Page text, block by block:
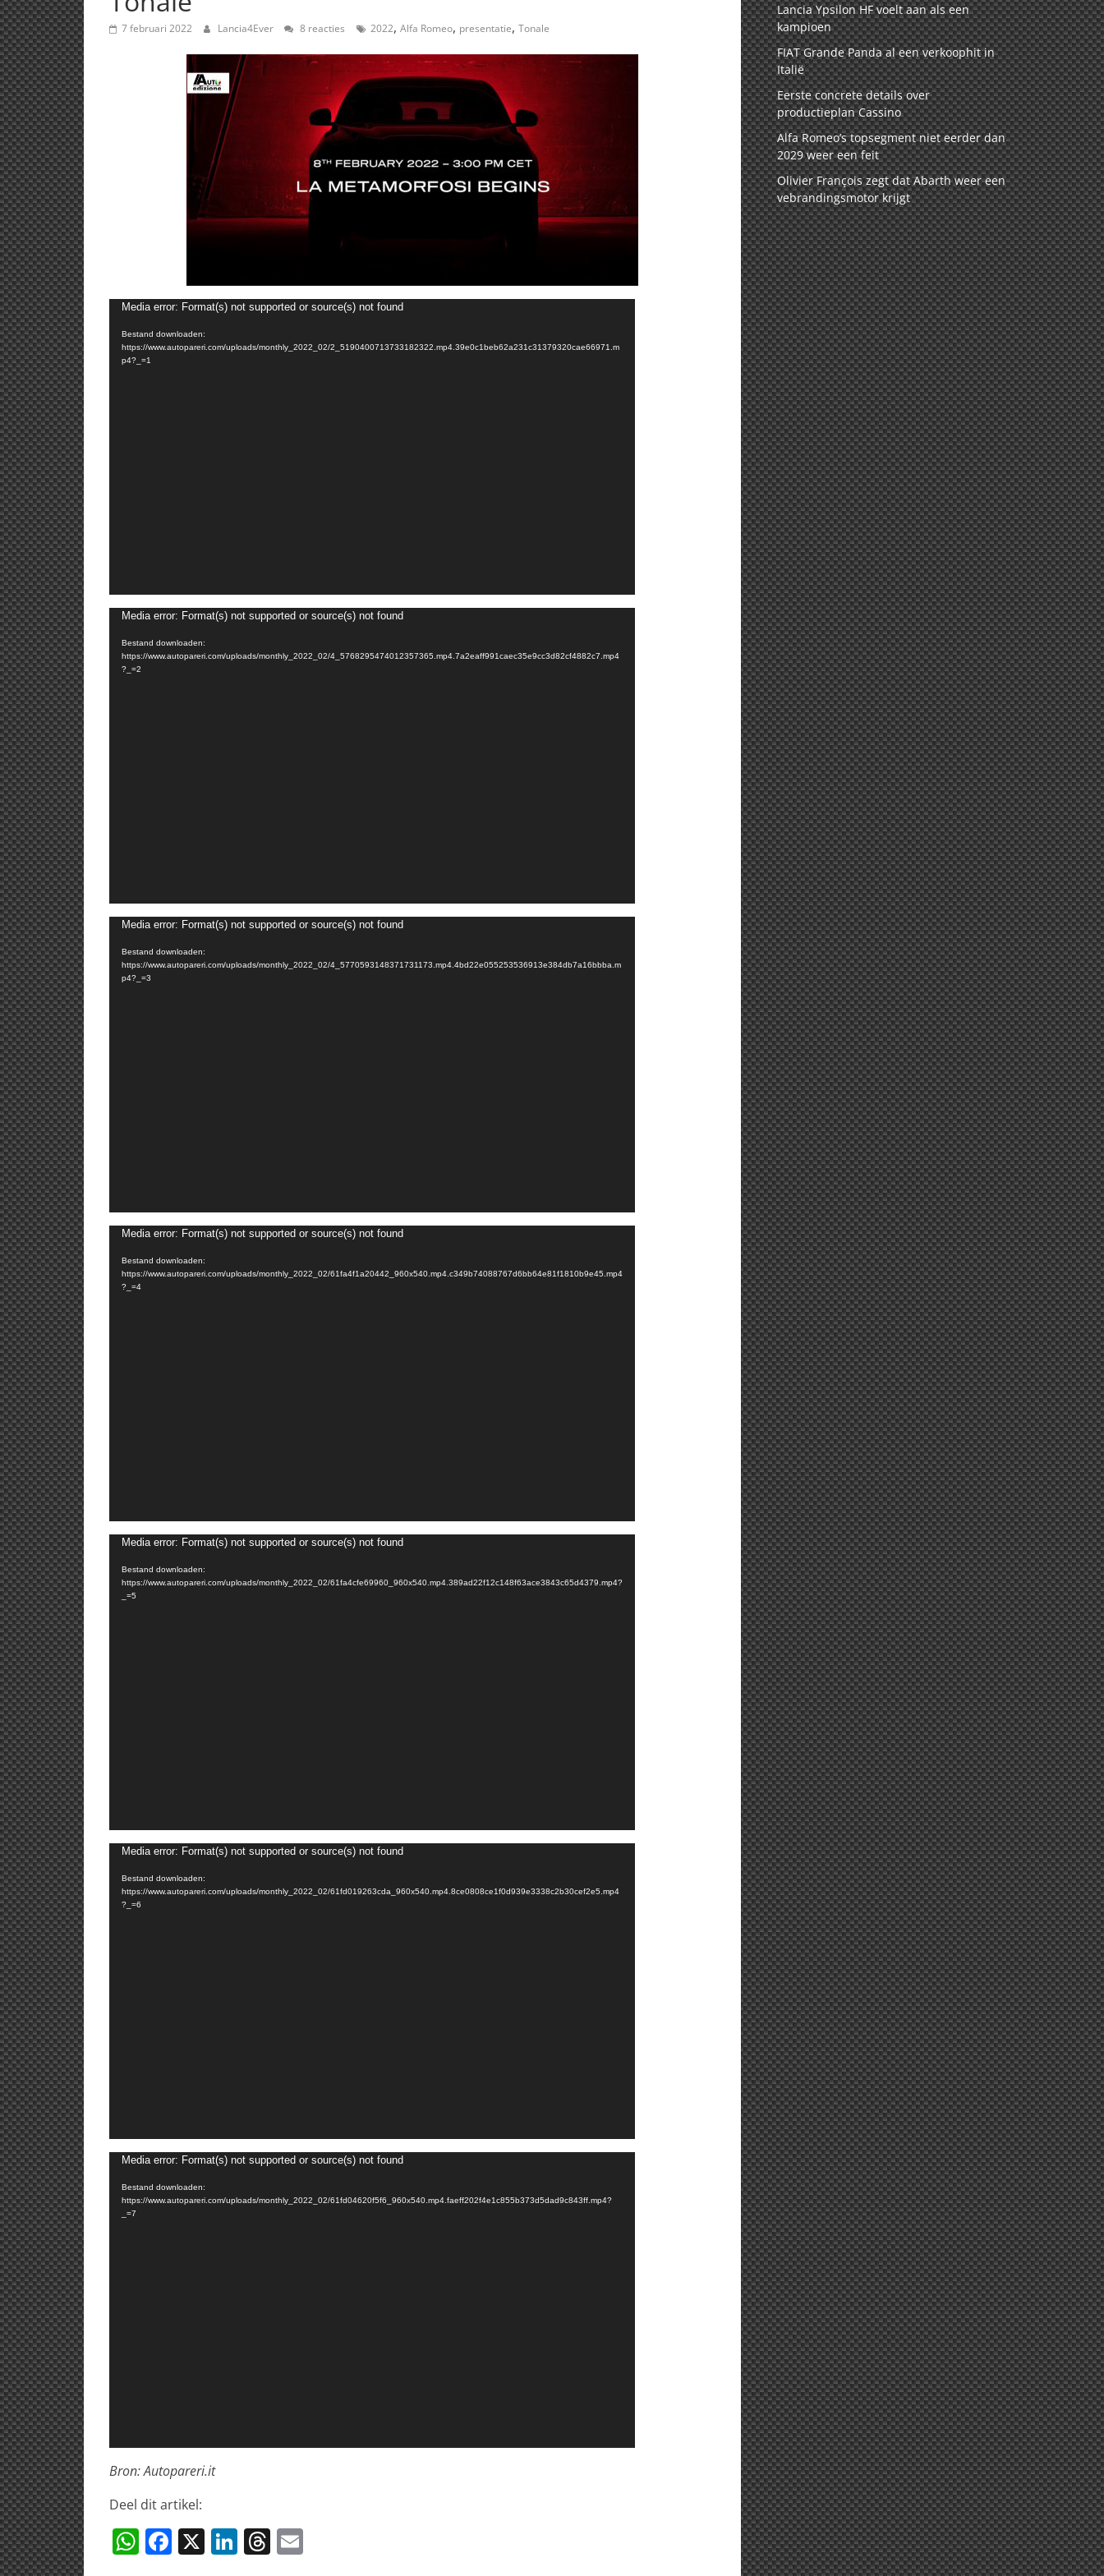
7 februari 2022 Lancia4Ever 8 reacties 2022, Alfa Romeo, presentatie, Tonale
Videospeler
Media error: Format(s) not supported or source(s) not found
Bestand downloaden:
https://www.autopareri.com/uploads/monthly_2022_02/2_5190400713733182322.mp4.39e0c1beb62a231c31379320cae66971.m
p4?_=1
Videospeler
Media error: Format(s) not supported or source(s) not found
Bestand downloaden:
https://www.autopareri.com/uploads/monthly_2022_02/4_5768295474012357365.mp4.7a2eaff991caec35e9cc3d82cf4882c7.mp4
?_=2
Videospeler
Media error: Format(s) not supported or source(s) not found
Bestand downloaden:
https://www.autopareri.com/uploads/monthly_2022_02/4_5770593148371731173.mp4.4bd22e055253536913e384db7a16bbba.m
p4?_=3
Videospeler
Media error: Format(s) not supported or source(s) not found
Bestand downloaden:
https://www.autopareri.com/uploads/monthly_2022_02/61fa4f1a20442_960x540.mp4.c349b74088767d6bb64e81f1810b9e45.mp4
?_=4
Videospeler
Media error: Format(s) not supported or source(s) not found
Bestand downloaden:
https://www.autopareri.com/uploads/monthly_2022_02/61fa4cfe69960_960x540.mp4.389ad22f12c148f63ace3843c65d4379.mp4?
_=5
Videospeler
Media error: Format(s) not supported or source(s) not found
Bestand downloaden:
https://www.autopareri.com/uploads/monthly_2022_02/61fd019263cda_960x540.mp4.8ce0808ce1f0d939e3338c2b30cef2e5.mp4
?_=6
Videospeler
Media error: Format(s) not supported or source(s) not found
Bestand downloaden:
https://www.autopareri.com/uploads/monthly_2022_02/61fd04620f5f6_960x540.mp4.faeff202f4e1c855b373d5dad9c843ff.mp4?
_=7
Bron: Autopareri.it
Deel dit artikel:
W F X Li T
Lancia Ypsilon HF voelt aan als een
kampioen
FIAT Grande Panda al een verkoophit in
Italië
Eerste concrete details over
productieplan Cassino
Alfa Romeo’s topsegment niet eerder dan
2029 weer een feit
Olivier François zegt dat Abarth weer een
vebrandingsmotor krijgt